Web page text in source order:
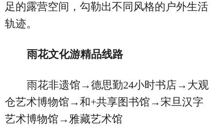
足的露营空间，勾勒出不同风格的户外生活
轨迹。
雨花文化游精品线路
雨花非遗馆→德思勤24小时书店→大观
仓艺术博物馆→和+共享图书馆→宋旦汉字
艺术博物馆→雅藏艺术馆